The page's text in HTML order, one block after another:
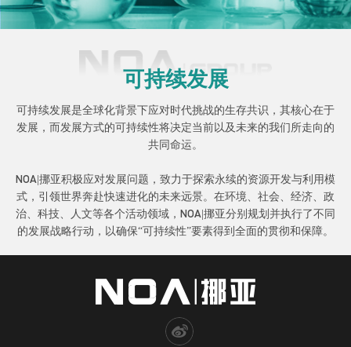
可持续发展
可持续发展是全球化背景下应对时代挑战的生存共识，其核心在于
发展，而发展方式的可持续性将决定当前以及未来的我们所走向的
共同命运。
NOA|挪亚积极应对发展问题，致力于探索永续的资源开发与利用模
式，引领世界奔赴快速进化的未来远景。在环境、社会、经济、政
治、科技、人文等各个活动领域，NOA|挪亚分别规划并执行了不同
的发展战略行动，以确保“可持续性”要素得到全面的贯彻和保障。